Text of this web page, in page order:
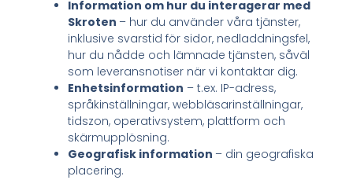
Information om hur du interagerar med
Skroten – hur du använder våra tjänster,
inklusive svarstid för sidor, nedladdningsfel,
hur du nådde och lämnade tjänsten, såväl
som leveransnotiser när vi kontaktar dig.
Enhetsinformation – t.ex. IP-adress,
språkinställningar, webbläsarinställningar,
tidszon, operativsystem, plattform och
skärmupplösning.
Geografisk information – din geografiska
placering.